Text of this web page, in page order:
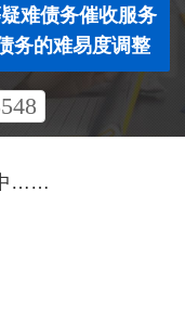
难债务催收服务
务的难易度调整
……